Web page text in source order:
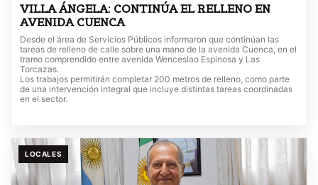
VILLA ÁNGELA: CONTINÚA EL RELLENO EN
AVENIDA CUENCA
Desde el área de Servicios Públicos informaron que continúan las
tareas de relleno de calle sobre una mano de la avenida Cuenca, en el
tramo comprendido entre avenida Wenceslao Espinosa y Las
Torcazas.
Los trabajos permitirán completar 200 metros de relleno, como parte
de una intervención integral que incluye distintas tareas coordinadas
en el sector.
LOCALES